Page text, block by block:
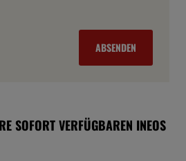
ABSENDEN
SOFORT VERFÜGBAREN INEOS